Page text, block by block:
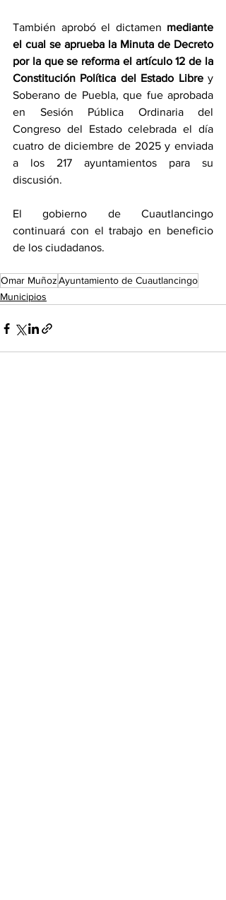
También aprobó el dictamen mediante
el cual se aprueba la Minuta de Decreto
por la que se reforma el artículo 12 de la
Constitución Política del Estado Libre y
Soberano de Puebla, que fue aprobada
en Sesión Pública Ordinaria del
Congreso del Estado celebrada el día
cuatro de diciembre de 2025 y enviada
a los 217 ayuntamientos para su
discusión.
El gobierno de Cuautlancingo
continuará con el trabajo en beneficio
de los ciudadanos.
Omar MuñozAyuntamiento de Cuautlancingo
Municipios